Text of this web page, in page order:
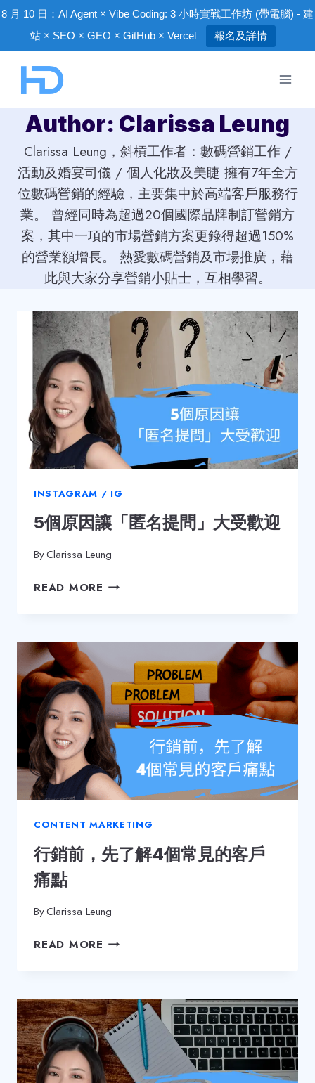
8 月 10 日：AI Agent × Vibe Coding: 3 小時實戰工作坊 (帶電腦) - 建
站 × SEO × GEO × GitHub × Vercel
報名及詳情
content
Author: Clarissa Leung
Clarissa Leung，斜槓工作者：數碼營銷工作 /
活動及婚宴司儀 / 個人化妝及美睫 擁有7年全方
位數碼營銷的經驗，主要集中於高端客戶服務行
業。 曾經同時為超過20個國際品牌制訂營銷方
案，其中一項的市場營銷方案更錄得超過150%
的營業額增長。 熱愛數碼營銷及市場推廣，藉
此與大家分享營銷小貼士，互相學習。
INSTAGRAM / IG
5個原因讓「匿名提問」大受歡迎
ByClarissa Leung
READ MORE 5
名
提
問」
大
受
歡
迎
CONTENT MARKETING
行銷前，先了解4個常見的客戶
痛點
ByClarissa Leung
READ MORE 行
了
解
4
個
常